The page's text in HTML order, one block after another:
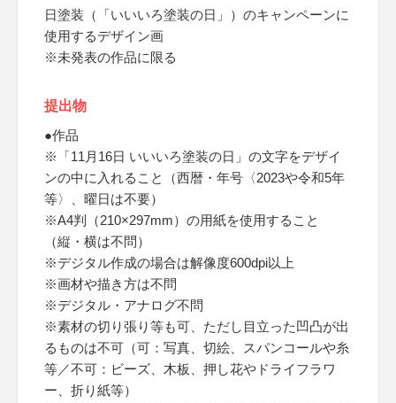
日塗装（「いいいろ塗装の日」）のキャンペーンに
使用するデザイン画
※未発表の作品に限る
提出物
●作品
※「11月16日 いいいろ塗装の日」の文字をデザイ
ンの中に入れること（西暦・年号〈2023や令和5年
等〉、曜日は不要）
※A4判（210×297mm）の用紙を使用すること
（縦・横は不問）
※デジタル作成の場合は解像度600dpi以上
※画材や描き方は不問
※デジタル・アナログ不問
※素材の切り張り等も可、ただし目立った凹凸が出
るものは不可（可：写真、切絵、スパンコールや糸
等／不可：ビーズ、木板、押し花やドライフラワ
ー、折り紙等）